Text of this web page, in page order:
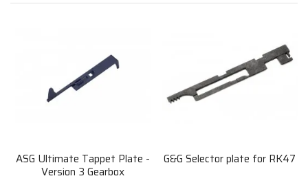
ASG Ultimate Tappet Plate -
Version 3 Gearbox
G&G Selector plate for RK47